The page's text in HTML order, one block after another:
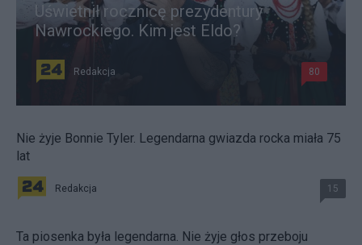
Uświetnił rocznicę prezydentury
Nawrockiego. Kim jest Eldo?
Redakcja 80
Nie żyje Bonnie Tyler. Legendarna gwiazda rocka miała 75
lat
Redakcja 15
Ta piosenka była legendarna. Nie żyje głos przeboju